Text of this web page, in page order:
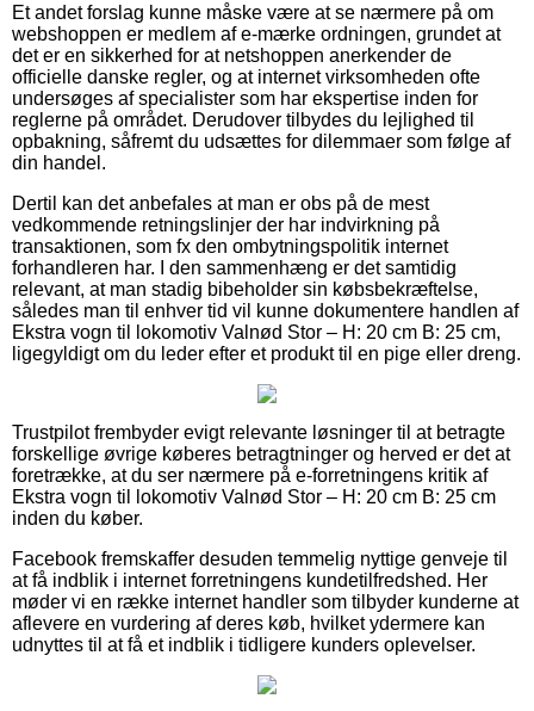
Et andet forslag kunne måske være at se nærmere på om
webshoppen er medlem af e-mærke ordningen, grundet at
det er en sikkerhed for at netshoppen anerkender de
officielle danske regler, og at internet virksomheden ofte
undersøges af specialister som har ekspertise inden for
reglerne på området. Derudover tilbydes du lejlighed til
opbakning, såfremt du udsættes for dilemmaer som følge af
din handel.
Dertil kan det anbefales at man er obs på de mest
vedkommende retningslinjer der har indvirkning på
transaktionen, som fx den ombytningspolitik internet
forhandleren har. I den sammenhæng er det samtidig
relevant, at man stadig bibeholder sin købsbekræftelse,
således man til enhver tid vil kunne dokumentere handlen af
Ekstra vogn til lokomotiv Valnød Stor – H: 20 cm B: 25 cm,
ligegyldigt om du leder efter et produkt til en pige eller dreng.
Trustpilot frembyder evigt relevante løsninger til at betragte
forskellige øvrige køberes betragtninger og herved er det at
foretrække, at du ser nærmere på e-forretningens kritik af
Ekstra vogn til lokomotiv Valnød Stor – H: 20 cm B: 25 cm
inden du køber.
Facebook fremskaffer desuden temmelig nyttige genveje til
at få indblik i internet forretningens kundetilfredshed. Her
møder vi en række internet handler som tilbyder kunderne at
aflevere en vurdering af deres køb, hvilket ydermere kan
udnyttes til at få et indblik i tidligere kunders oplevelser.